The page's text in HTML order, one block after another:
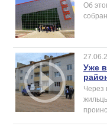
Об
Уже
Через